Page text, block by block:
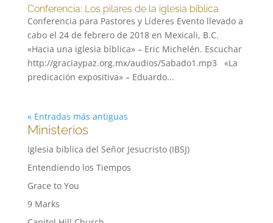
Conferencia: Los pilares de la iglesia bíblica
Conferencia para Pastores y Líderes Evento llevado a
cabo el 24 de febrero de 2018 en Mexicali, B.C.
«Hacia una iglesia bíblica» – Eric Michelén. Escuchar
http://graciaypaz.org.mx/audios/Sabado1.mp3 «La
predicación expositiva» – Eduardo...
« Entradas más antiguas
Ministerios
Iglesia biblica del Señor Jesucristo (IBSJ)
Entendiendo los Tiempos
Grace to You
9 Marks